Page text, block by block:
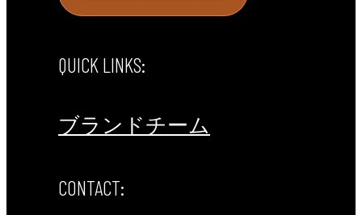
QUICK LINKS:
ブランドチーム
CONTACT: